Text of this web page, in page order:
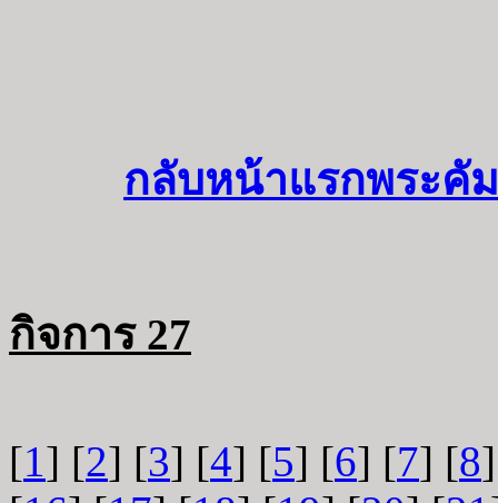
กลับหน้าแรกพระคั
กิจการ 27
[1] [2] [3] [4] [5] [6] [7] [8